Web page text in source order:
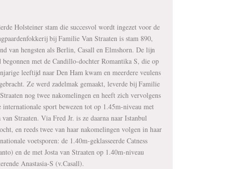
Holsteiner stam die succesvol wordt ingezet voor de
bij Familie Van Straaten is stam 890,
van hengsten als Berlin, Casall en Elmshorn. De lijn
begonnen met de Candillo-dochter Romantika S, die op
leeftijd naar Den Ham kwam en meerdere veulens
Ze werd zadelmak gemaakt, leverde bij Familie
nog twee nakomelingen en heeft zich vervolgens
internationale sport bewezen tot op 1.45m-niveau met
van Straaten. Via Fred Jr. is ze daarna naar Istanbul
en reeds twee van haar nakomelingen volgen in haar
voetsporen: de 1.40m-geklasseerde Catness
en de met Josta van Straaten op 1.40m-niveau
Anastasia-S (v.Casall).